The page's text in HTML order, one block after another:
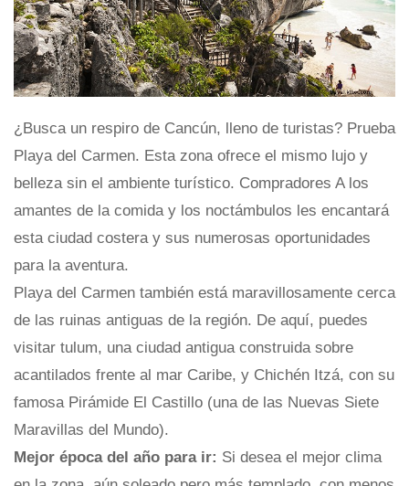
¿Busca un respiro de Cancún, lleno de turistas? Prueba
Playa del Carmen. Esta zona ofrece el mismo lujo y
belleza sin el ambiente turístico. Compradores A los
amantes de la comida y los noctámbulos les encantará
esta ciudad costera y sus numerosas oportunidades
para la aventura.
Playa del Carmen también está maravillosamente cerca
de las ruinas antiguas de la región. De aquí, puedes
visitar tulum, una ciudad antigua construida sobre
acantilados frente al mar Caribe, y Chichén Itzá, con su
famosa Pirámide El Castillo (una de las Nuevas Siete
Maravillas del Mundo).
Mejor época del año para ir: Si desea el mejor clima